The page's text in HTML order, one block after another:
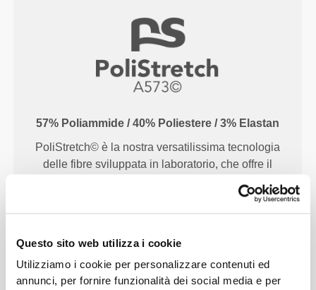
Questo sito web utilizza i cookie
Utilizziamo i cookie per personalizzare contenuti ed
annunci, per fornire funzionalità dei social media e per
57% Poliammide / 40% Poliestere / 3% Elastan
PoliStretch© è la nostra versatilissima tecnologia
delle fibre sviluppata in laboratorio, che offre il
elasticità, per migliori prestazioni, supporto e
comodità. PoliStretch© ti tiene al fresco e